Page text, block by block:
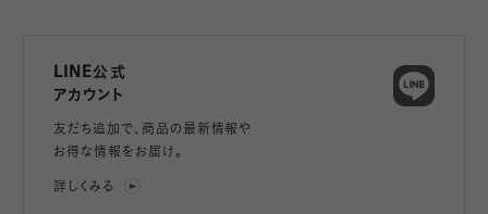
LINE公式
アカウント
友だち追加で、 商品の最新情報や
お得な情報をお届け。
詳しくみる